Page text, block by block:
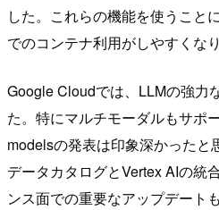
した。これらの機能を使うこと
でのコンテナ利用がしやすくなり
Google Cloudでは、LLMの強力
た。特にマルチモーダルもサポ
modelsの発表は印象深かった
データカタログとVertex AIの統
ンス面での重要なアップデート